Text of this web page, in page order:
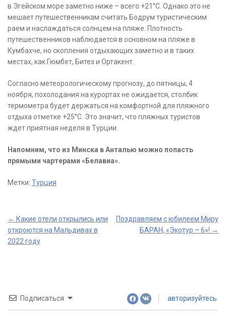
в Эгейском море заметно ниже – всего +21°C. Однако это не
мешает путешественникам считать Бодрум туристическим
раем и наслаждаться солнцем на пляже. Плотность
путешественников наблюдается в основном на пляже в
Кумбахче, но скопления отдыхающих заметно и в таких
местах, как Гюмбет, Битез и Ортакент.
Согласно метеорологическому прогнозу, до пятницы, 4
ноября, похолодания на курортах не ожидается, столбик
термометра будет держаться на комфортной для пляжного
отдыха отметке +25°C. Это значит, что пляжных туристов
ждет приятная неделя в Турции.
Напомним, что из Минска в Анталью можно попасть
прямыми чартерами «Белавиа».
Метки: Турция
Post
navigation
← Какие отели открылись или
откроются на Мальдивах в
2022 году
Поздравляем с юбилеем Миру
БАРАН, «Экотур – 6»! →
Подписаться авторизуйтесь